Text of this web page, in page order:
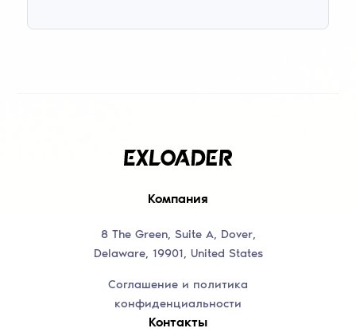
Компания
8 The Green, Suite A, Dover,
Delaware, 19901, United States
Соглашение и политика
конфиденциальности
Контакты